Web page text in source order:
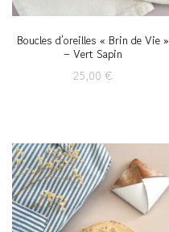
Boucles d’oreilles « Brin de Vie »
– Vert Sapin
25,00€